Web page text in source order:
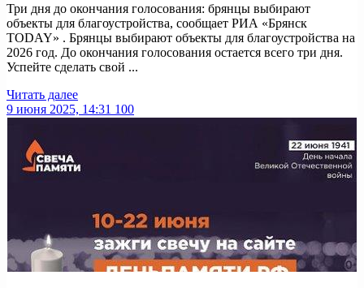
Три дня до окончания голосования: брянцы выбирают
объекты для благоустройства, сообщает РИА «Брянск
TODAY» . Брянцы выбирают объекты для благоустройства на
2026 год. До окончания голосования остается всего три дня.
Успейте сделать свой ...
Читать далее
9 июня 2025, 14:31 100